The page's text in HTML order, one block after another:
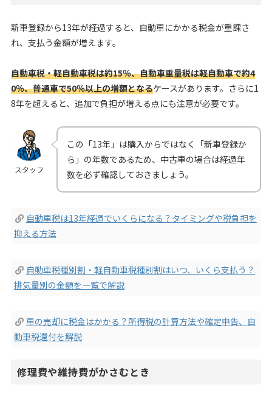
新車登録から13年が経過すると、自動車にかかる税金が重課さ
れ、支払う金額が増えます。
自動車税・軽自動車税は約15％、自動車重量税は軽自動車で約4
0％、普通車で50％以上の増額となるケースがあります。さらに1
8年を超えると、追加で負担が増える点にも注意が必要です。
スタッフ
この「13年」は購入からではなく「新車登録か
ら」の年数であるため、中古車の場合は経過年
数を必ず確認しておきましょう。
自動車税は13年経過でいくらになる？タイミングや税負担を
抑える方法
自動車税種別割・軽自動車税種別割はいつ、いくら支払う？
排気量別の金額を一覧で解説
車の売却に税金はかかる？所得税の計算方法や確定申告、自
動車税還付を解説
修理費や維持費がかさむとき